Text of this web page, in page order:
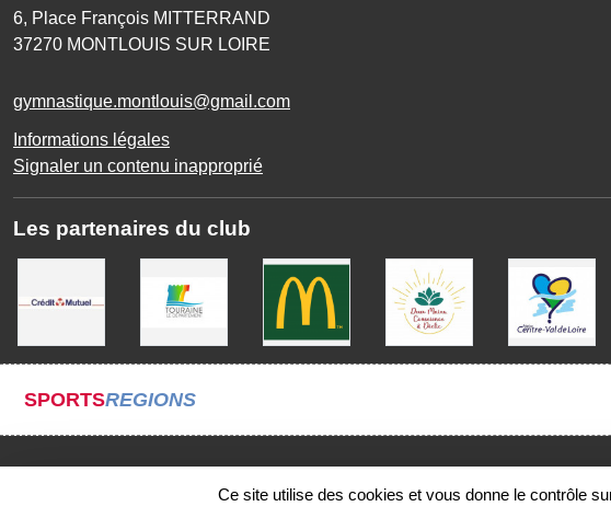
6, Place François MITTERRAND
37270 MONTLOUIS SUR LOIRE
gymnastique.montlouis@gmail.com
Informations légales
Signaler un contenu inapproprié
Les partenaires du club
SPORTSREGIONS
Ce site utilise des cookies et vous donne le contrôle